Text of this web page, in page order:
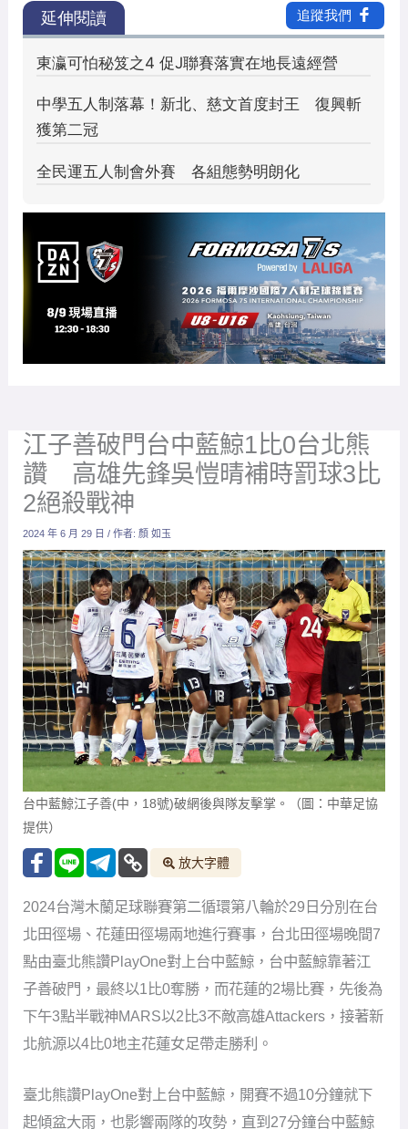
江子善破門台中藍鯨1比0台北熊
讚 高雄先鋒吳愷晴補時罰球3比
2絕殺戰神
2024 年 6 月 29 日/ 作者:顏 如玉
台中藍鯨江子善(中，18號)破網後與隊友擊掌。（圖：中華足協
提供）
放大字體
2024台灣木蘭足球聯賽第二循環第八輪於29日分別在台
北田徑場、花蓮田徑場兩地進行賽事，台北田徑場晚間7
點由臺北熊讚PlayOne對上台中藍鯨，台中藍鯨靠著江
子善破門，最終以1比0奪勝，而花蓮的2場比賽，先後為
下午3點半戰神MARS以2比3不敵高雄Attackers，接著新
北航源以4比0地主花蓮女足帶走勝利。
臺北熊讚PlayOne對上台中藍鯨，開賽不過10分鐘就下
起傾盆大雨，也影響兩隊的攻勢，直到27分鐘台中藍鯨